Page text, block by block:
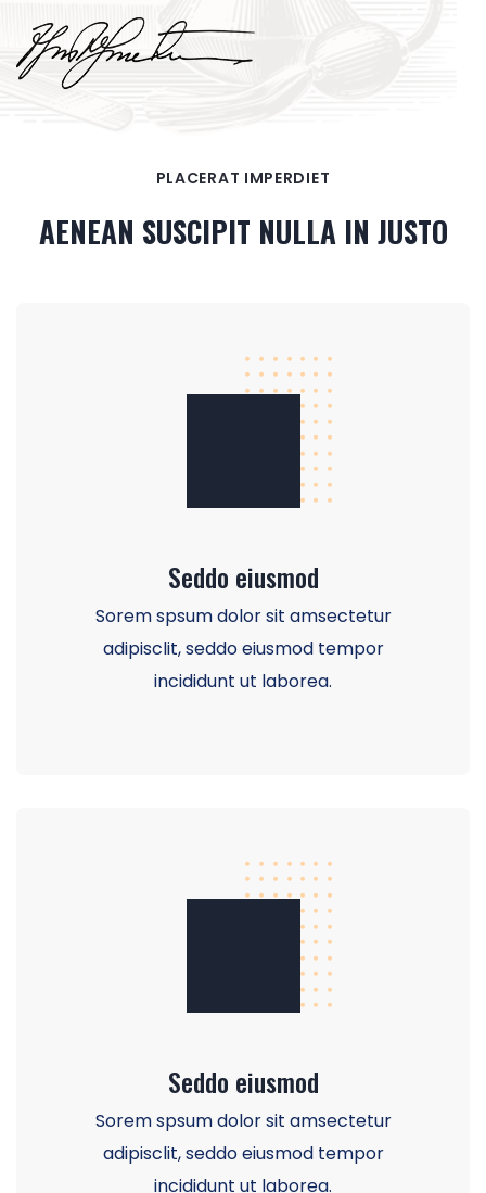
PLACERAT IMPERDIET
AENEAN SUSCIPIT NULLA IN JUSTO
Seddo eiusmod
Sorem spsum dolor sit amsectetur
adipisclit, seddo eiusmod tempor
incididunt ut laborea.
Seddo eiusmod
Sorem spsum dolor sit amsectetur
adipisclit, seddo eiusmod tempor
incididunt ut laborea.